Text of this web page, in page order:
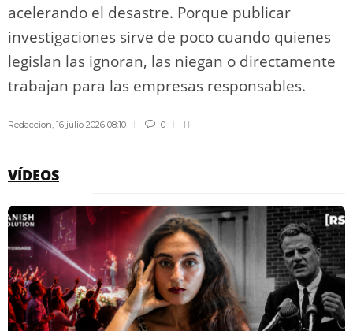
acelerando el desastre. Porque publicar
investigaciones sirve de poco cuando quienes
legislan las ignoran, las niegan o directamente
trabajan para las empresas responsables.
Redaccion 16 julio 2026 08:10 0
VÍDEOS